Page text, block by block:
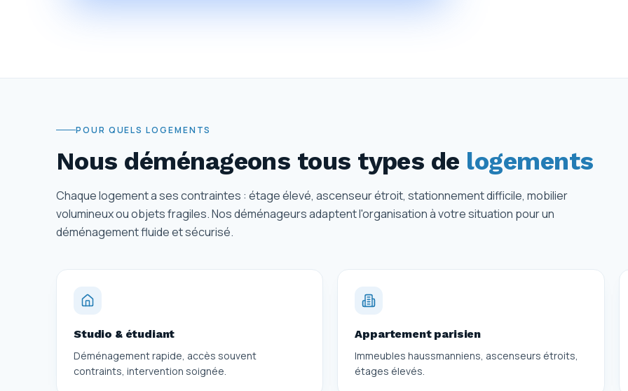
POUR QUELS LOGEMENTS
Nous déménageons tous types de logements
Chaque logement a ses contraintes : étage élevé, ascenseur étroit, stationnement difficile, mobilier
volumineux ou objets fragiles. Nos déménageurs adaptent l'organisation à votre situation pour un
déménagement fluide et sécurisé.
Studio & étudiant
Déménagement rapide, accès souvent
contraints, intervention soignée.
Appartement parisien
Immeubles haussmanniens, ascenseurs étroits,
étages élevés.